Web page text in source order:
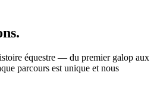
équestre — du premier galop aux
parcours est unique et nous